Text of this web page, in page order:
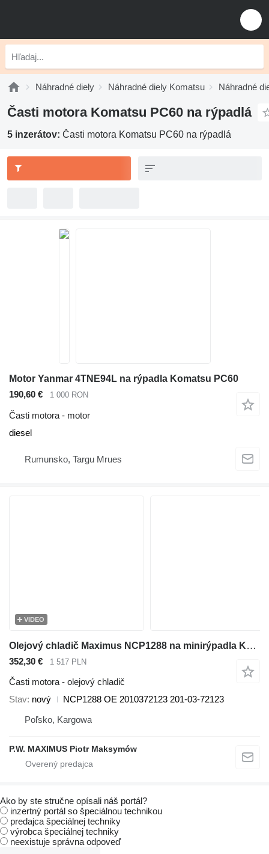
Náhradné diely Náhradné diely Komatsu Náhradné
Časti motora Komatsu PC60 na rýpadlá
5 inzerátov: Časti motora Komatsu PC60 na rýpadlá
Motor Yanmar 4TNE94L na rýpadla Komatsu PC60
190,60 €
1 000 RON
Časti motora - motor
diesel
Rumunsko, Targu Mrues
VIDEO
Olejový chladič Maximus NCP1288 na minirýpadla Komatsu PC60, PC57
352,30 € 1 517 PLN
Časti motora - olejový chladič
Stav nový
NCP1288 OE 2010372123 201-03-72123
Poľsko, Kargowa
P.W. MAXIMUS Piotr Maksymów
Ako by ste stručne opísali náš portál?
inzertný portál so špeciálnou technikou
predajca špeciálnej techniky
výrobca špeciálnej techniky
neexistuje správna odpoveď